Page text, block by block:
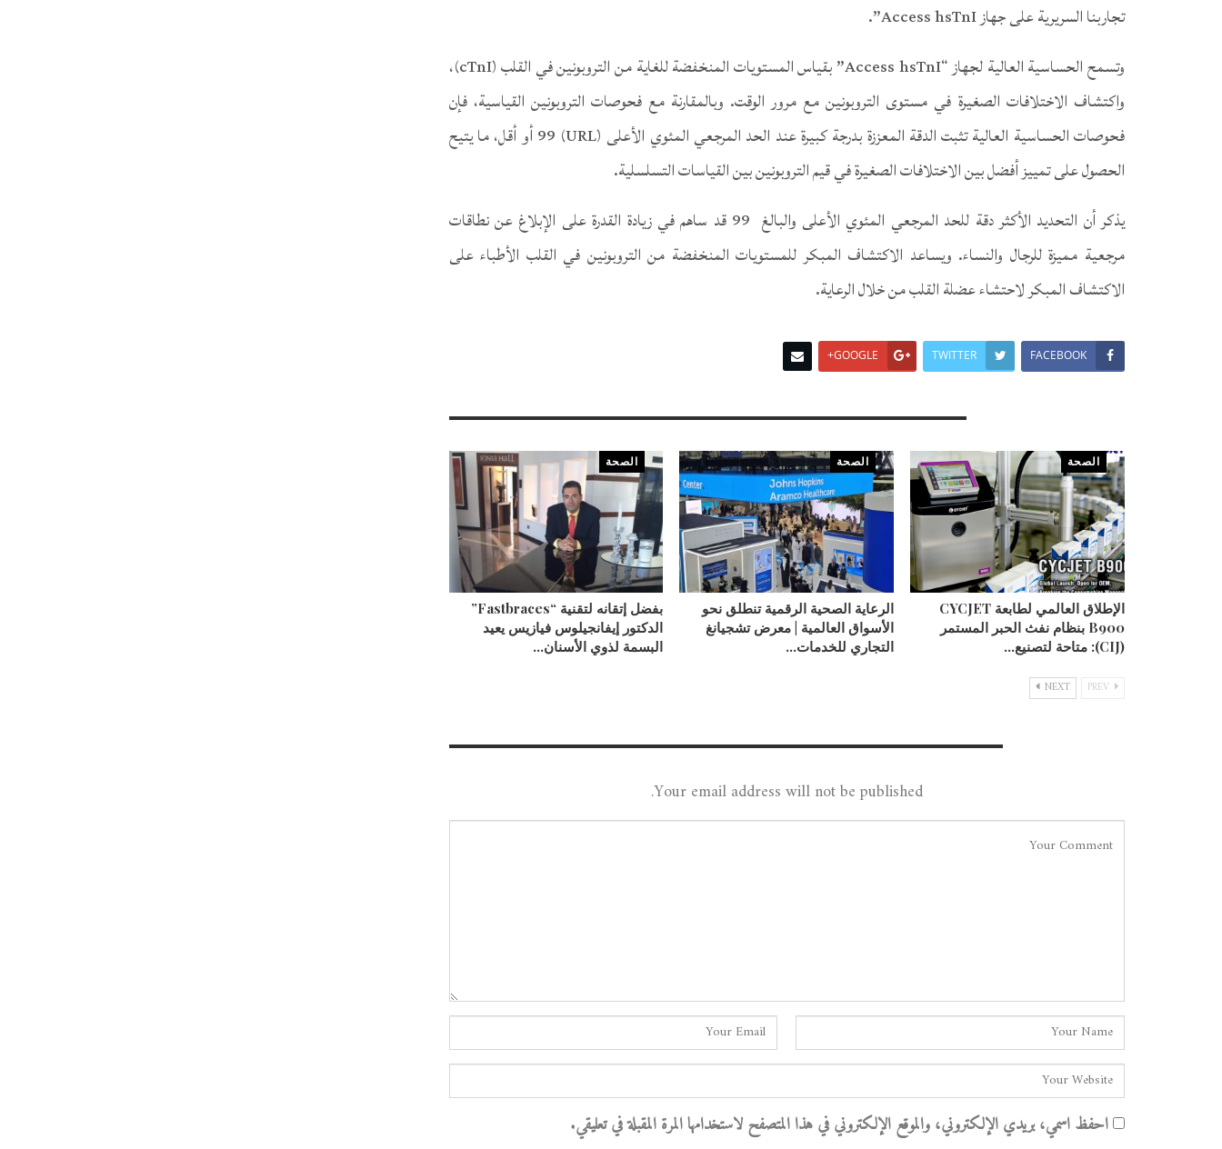
تجاربنا السريرية على جهاز Access hsTnI”.
وتسمح الحساسية العالية لجهاز “Access hsTnI” بقياس المستويات المنخفضة للغاية من التروبونين في القلب (cTnI)،
واكتشاف الاختلافات الصغيرة في مستوى التروبونين مع مرور الوقت. وبالمقارنة مع فحوصات التروبونين القياسية، فإن
فحوصات الحساسية العالية تثبت الدقة المعززة بدرجة كبيرة عند الحد المرجعي المئوي الأعلى (URL) 99 أو أقل، ما يتيح
الحصول على تمييز أفضل بين الاختلافات الصغيرة في قيم التروبونين بين القياسات التسلسلية.
يذكر أن التحديد الأكثر دقة للحد المرجعي المئوي الأعلى والبالغ 99 قد ساهم في زيادة القدرة على الإبلاغ عن نطاقات
مرجعية مميزة للرجال والنساء. ويساعد الاكتشاف المبكر للمستويات المنخفضة من التروبونين في القلب الأطباء على
الاكتشاف المبكر لاحتشاء عضلة القلب من خلال الرعاية.
FACEBOOK
TWITTER
GOOGLE+
الصحة
الإطلاق العالمي لطابعة CYCJET
B900 بنظام نفث الحبر المستمر
(CIJ): متاحة لتصنيع…
الصحة
الرعاية الصحية الرقمية تنطلق نحو
الأسواق العالمية | معرض تشجيانغ
التجاري للخدمات…
الصحة
بفضل إتقانه لتقنية “Fastbraces”
الدكتور إيفانجيلوس فيازيس يعيد
البسمة لذوي الأسنان…
NEXT
Your email address will not be published.
احفظ اسمي، بريدي الإلكتروني، والموقع الإلكتروني في هذا المتصفح لاستخدامها المرة المقبلة في تعليقي.